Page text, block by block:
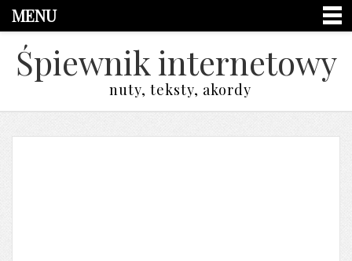
MENU
Śpiewnik internetowy
nuty, teksty, akordy